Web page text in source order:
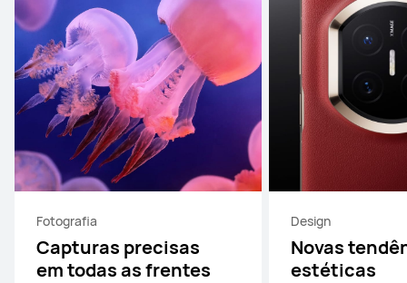
Fotografia
Capturas precisas
em todas as frentes
Design
Novas
estéticas